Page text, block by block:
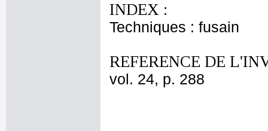
INDEX :
Techniques : fusain
REFERENCE DE
vol. 24, p. 288